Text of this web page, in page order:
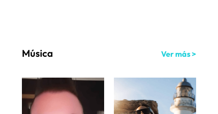
Música Ver más >